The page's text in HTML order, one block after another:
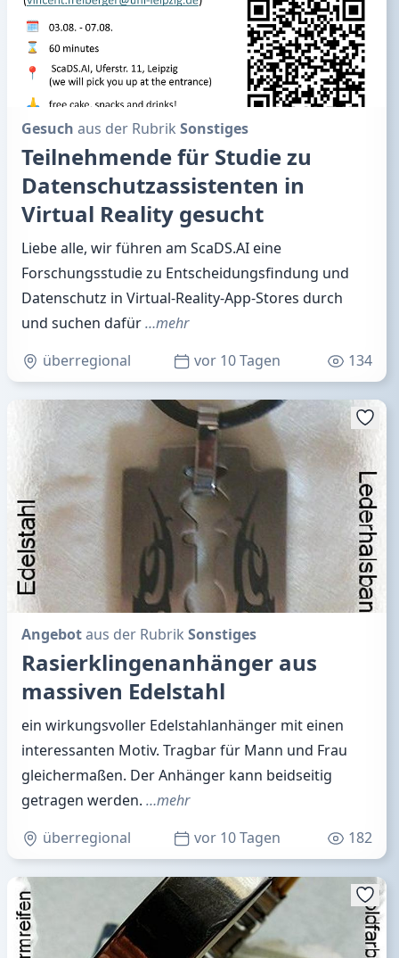
Gesuch aus der Rubrik Sonstiges
Teilnehmende für Studie zu
Datenschutzassistenten in
Virtual Reality gesucht
Liebe alle, wir führen am ScaDS.AI eine
Forschungsstudie zu Entscheidungsfindung und
Datenschutz in Virtual-Reality-App-Stores durch
und suchen dafür…mehr
überregional
vor 10 Tagen 134
Angebotaus der Rubrik Sonstiges
Rasierklingenanhänger aus
massiven Edelstahl
ein wirkungsvoller Edelstahlanhänger mit einen
interessanten Motiv. Tragbar für Mann und Frau
gleichermaßen. Der Anhänger kann beidseitig
getragen werden. …mehr
überregional
vor 10 Tagen 182